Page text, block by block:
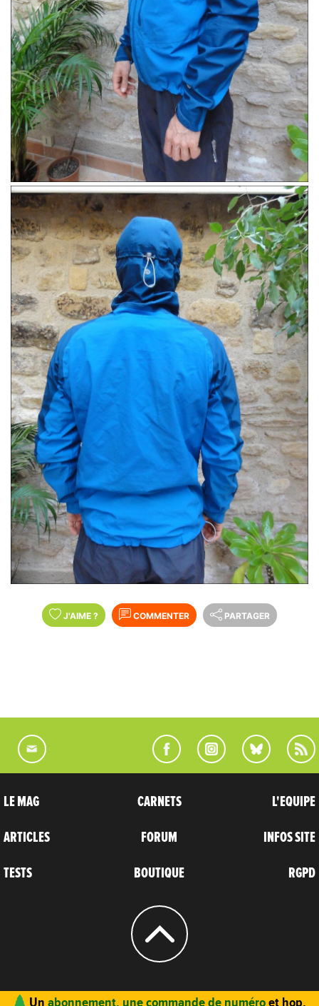
J'AIME ? COMMENTER PARTAGER
LE MAG
ARTICLES
TESTS
CARNETS
FORUM
BOUTIQUE
L'EQUIPE
INFOS SITE
RGPD
© 2004 - 2026 CARNETS D’AVENTURES